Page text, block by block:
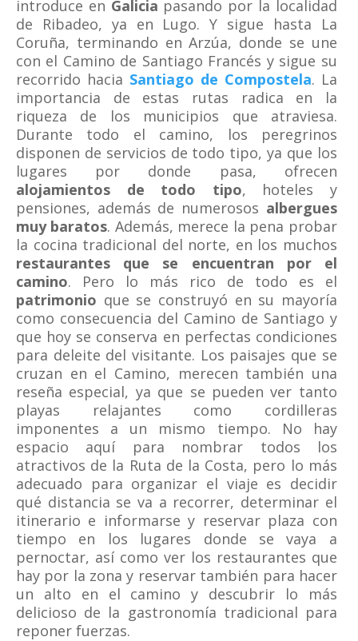
introduce en Galicia pasando por la localidad
de Ribadeo, ya en Lugo. Y sigue hasta La
Coruña, terminando en Arzúa, donde se une
con el Camino de Santiago Francés y sigue su
recorrido hacia Santiago de Compostela. La
importancia de estas rutas radica en la
riqueza de los municipios que atraviesa.
Durante todo el camino, los peregrinos
disponen de servicios de todo tipo, ya que los
lugares por donde pasa, ofrecen
alojamientos de todo tipo, hoteles y
pensiones, además de numerosos albergues
muy baratos. Además, merece la pena probar
la cocina tradicional del norte, en los muchos
restaurantes que se encuentran por el
camino. Pero lo más rico de todo es el
patrimonio que se construyó en su mayoría
como consecuencia del Camino de Santiago y
que hoy se conserva en perfectas condiciones
para deleite del visitante. Los paisajes que se
cruzan en el Camino, merecen también una
reseña especial, ya que se pueden ver tanto
playas relajantes como cordilleras
imponentes a un mismo tiempo. No hay
espacio aquí para nombrar todos los
atractivos de la Ruta de la Costa, pero lo más
adecuado para organizar el viaje es decidir
qué distancia se va a recorrer, determinar el
itinerario e informarse y reservar plaza con
tiempo en los lugares donde se vaya a
pernoctar, así como ver los restaurantes que
hay por la zona y reservar también para hacer
un alto en el camino y descubrir lo más
delicioso de la gastronomía tradicional para
reponer fuerzas.